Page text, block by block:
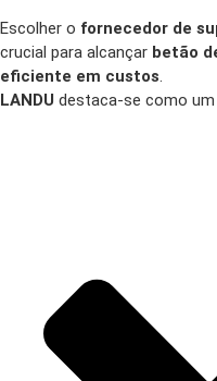
Escolher o fornecedor de
crucial para alcançar betão
eficiente em custos.
LANDU destaca-se como um